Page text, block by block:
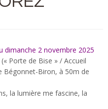
dimanche 2 novembre 2025
(« Porte de Bise » / Accueil
Bégonnet-Biron, à 50m de
la lumière me fascine, la